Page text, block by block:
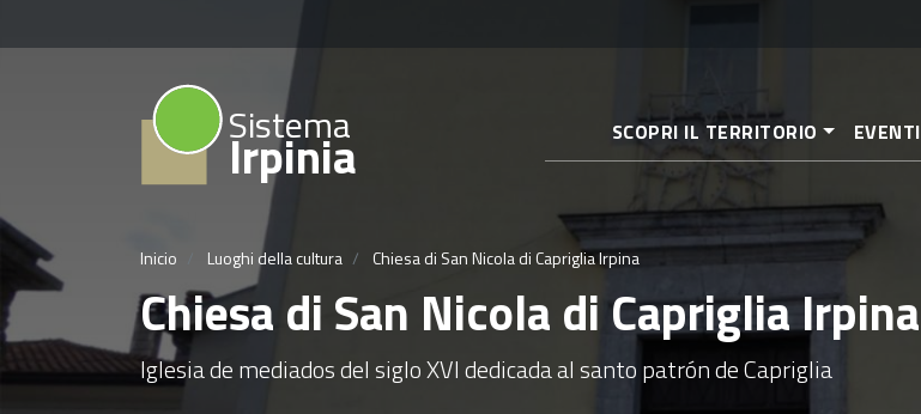
Sistema
Irpinia SCOPRI IL TERRITORIO EVENTI
Inicio Luoghi della cultura Chiesa di San Nicola di Capriglia Irpina
Chiesa di San Nicola di Capriglia Irpina
Iglesia de mediados del siglo XVI dedicada al santo patrón de Capriglia